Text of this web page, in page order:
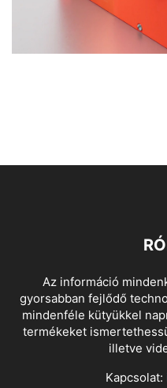
Az információ
gyorsabban fejlődő
mindenféle kütyükkel
termékeket
illetve
Kapcsolat: